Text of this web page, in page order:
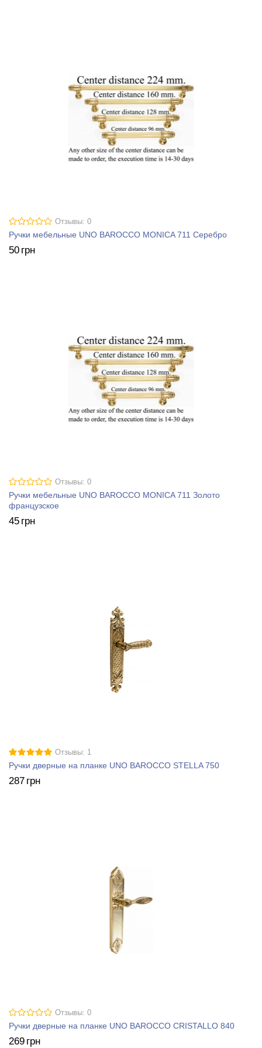
Отзывы: 0
Ручки мебельные UNO BAROCCO MONICA 711 Серебро
50 грн
Отзывы: 0
Ручки мебельные UNO BAROCCO MONICA 711 Золото
французское
45 грн
Отзывы: 1
Ручки дверные на планке UNO BAROCCO STELLA 750
287 грн
Отзывы: 0
Ручки дверные на планке UNO BAROCCO CRISTALLO 840
269 грн